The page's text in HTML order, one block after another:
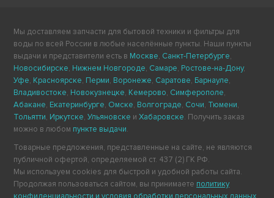
Мы доставляем запчасти для бытовой техники и фильтры для
воды по всей России в любые населённые пункты. Наши пункты
выдачи и представители есть в Москве, Санкт-Петербурге,
Новосибирске, Нижнем Новгороде, Самаре, Ростове-на-Дону,
Уфе, Красноярске, Перми, Воронеже, Саратове, Барнауле,
Владивостоке, Новокузнецке, Кемерово, Симферополе,
Абакане, Екатеринбурге, Омске, Волгограде, Сочи, Тюмени,
Тольятти, Иркутске,Ульяновске иХабаровске. Получить заказ
можно в любом пункте выдачи.
Товарные предложения, представленные на сайте, не являются
публичной офертой, определяемой ст. 437 (2) ГК РФ.
Мы используем cookies для быстрой и удобной работы сайта.
Продолжая пользоваться сайтом, вы принимаете политику